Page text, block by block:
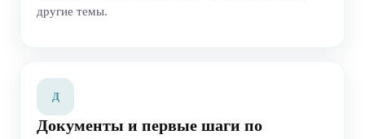
другие темы.
Д
Документы и первые шаги по